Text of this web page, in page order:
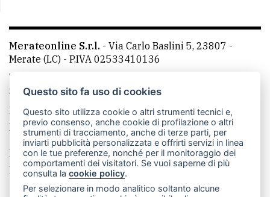
Merateonline S.r.l. - Via Carlo Baslini 5, 23807 -
Merate (LC) - P.IVA 02533410136
Telefono:
mail: redazione@leccoonline.com
La redazione
MerateOnline CasateOnline
RSS
Made by VIP
Privacy policy
Cookie policy
Rivedi le tue scelte sui cookie
Questo sito fa uso di cookies
Questo sito utilizza cookie o altri strumenti tecnici e,
previo consenso, anche cookie di profilazione o altri
strumenti di tracciamento, anche di terze parti, per
inviarti pubblicità personalizzata e offrirti servizi in linea
con le tue preferenze, nonché per il monitoraggio dei
comportamenti dei visitatori. Se vuoi saperne di più
consulta lacookie policy.
Per selezionare in modo analitico soltanto alcune